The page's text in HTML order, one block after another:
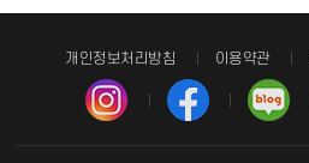
개인정보처리방침 이용약관